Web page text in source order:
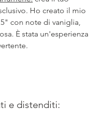
Ho creato il mio
con note di vaniglia,
È stata un'esperienza
e distenditi: